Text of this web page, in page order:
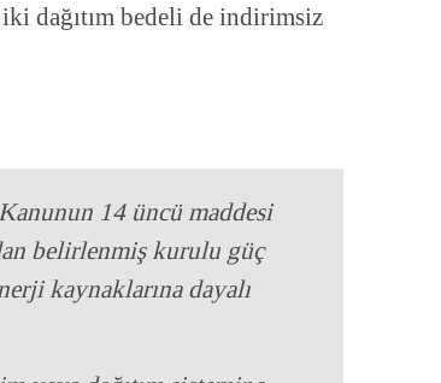
dağıtım bedeli de indirimsiz
14 üncü maddesi
belirlenmiş kurulu güç
kaynaklarına dayalı